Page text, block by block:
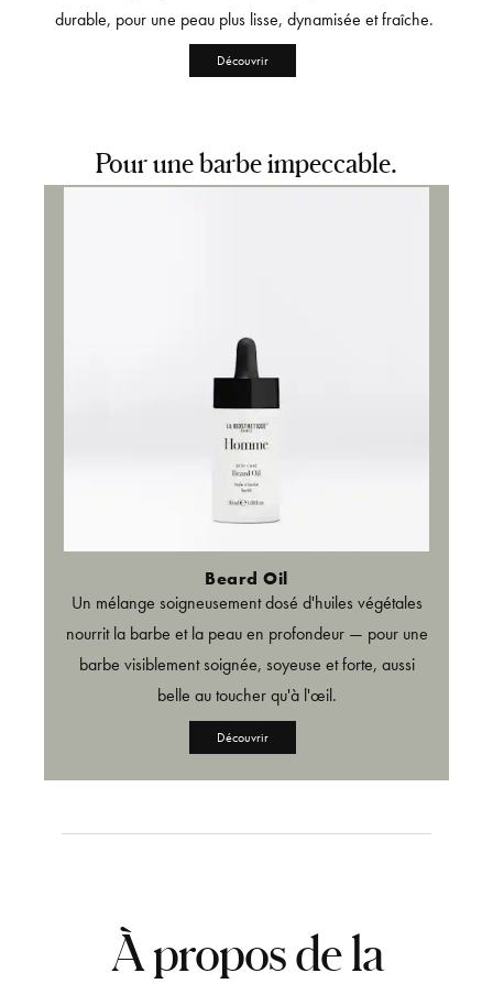
durable, pour une peau plus lisse, dynamisée et fraîche.
Découvrir
Pour une barbe impeccable.
Beard Oil
Un mélange soigneusement dosé d'huiles végétales
nourrit la barbe et la peau en profondeur — pour une
barbe visiblement soignée, soyeuse et forte, aussi
belle au toucher qu'à l'œil.
Découvrir
À propos de la